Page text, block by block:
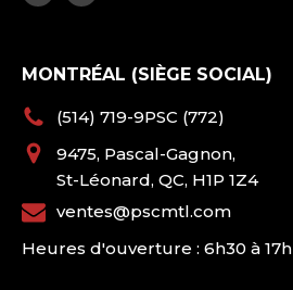
MONTRÉAL (SIÈGE SOCIAL)
(514) 719-9PSC (772)
9475, Pascal-Gagnon,
St-Léonard, QC, H1P 1Z4
ventes@pscmtl.com
Heures d'ouverture : 6h30 à 17h